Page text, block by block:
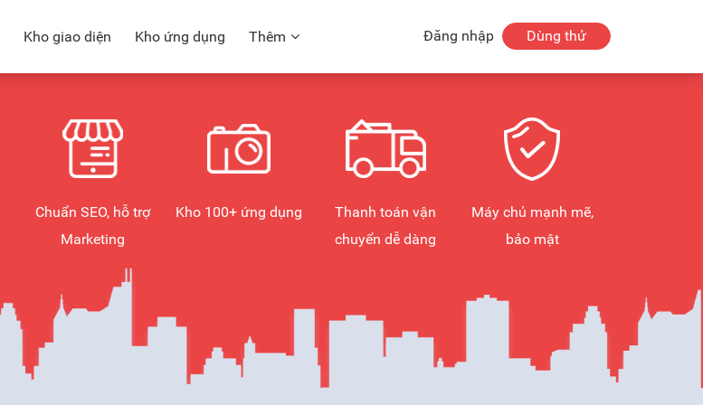
Kho giao diện Kho ứng dụng Thêm Đăng nhập Dùng thử
Chuẩn SEO, hỗ trợ
Marketing
Kho 100+ ứng dụng
Thanh toán vận
chuyển dễ dàng
Máy chủ mạnh mẽ,
bảo mật